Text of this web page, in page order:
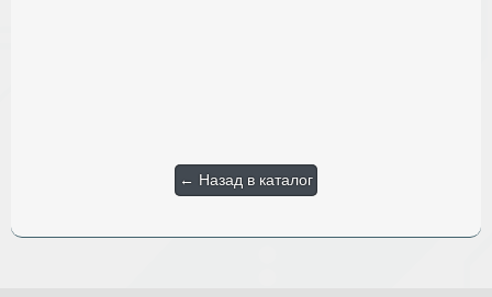
← Назад в каталог